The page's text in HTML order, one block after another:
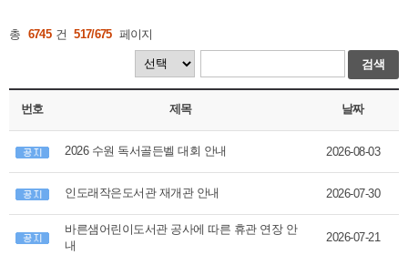
총 6745 건 517/675 페이지
검색
번호 제목 날짜
2026 수원 독서골든벨 대회 안내 2026-08-03
인도래작은도서관 재개관 안내 2026-07-30
바른샘어린이도서관 공사에 따른 휴관 연장 안
내
2026-07-21